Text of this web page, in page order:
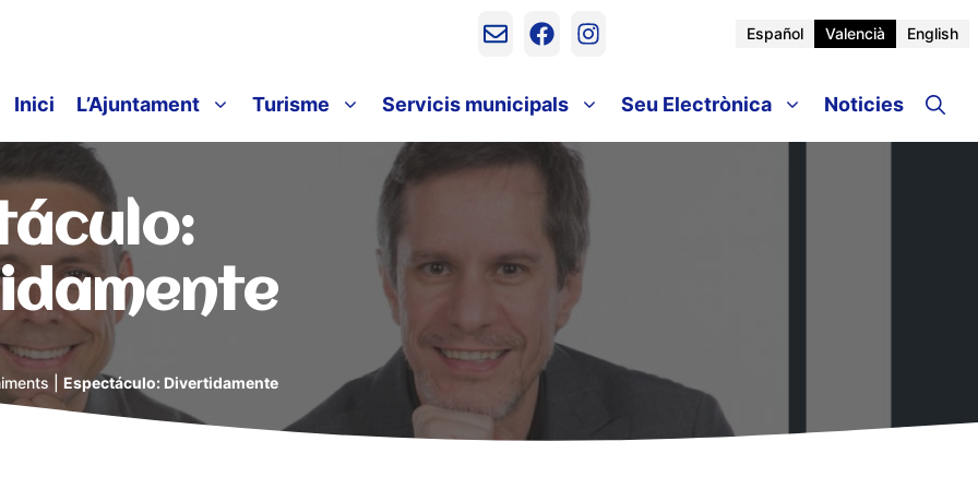
Español Valencià English
Inici L’Ajuntament Turisme Servicis municipals Seu Electrònica Noticies
Espectáculo: Divertidamente